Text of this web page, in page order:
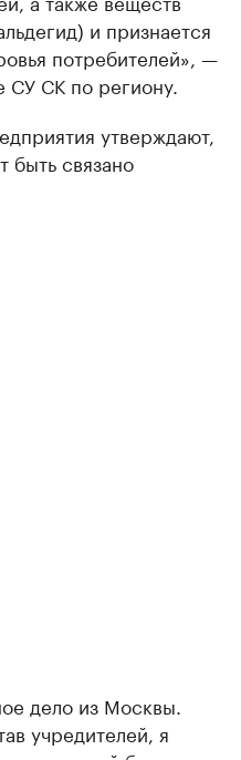
и признается
потребителей», —
СУ СК по региону.
утверждают,
быть связано
дело из Москвы.
учредителей, я